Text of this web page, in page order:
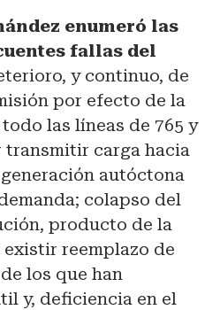
enumeró las
fallas del
y continuo, de
por efecto de la
las líneas de 765 y
transmitir carga hacia
autóctona
colapso del
producto de la
reemplazo de
los que han
y, deficiencia en el